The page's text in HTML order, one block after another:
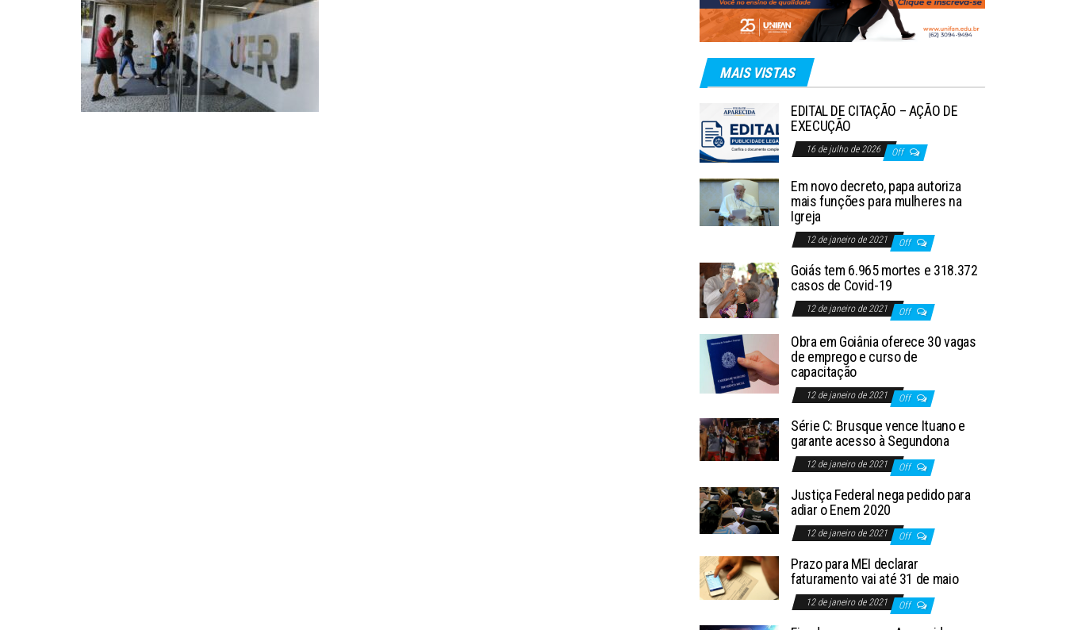
MAIS VISTAS
EDITAL DE CITAÇÃO – AÇÃO DE
EXECUÇÃO
16 de julho de 2026 Off
Em novo decreto, papa autoriza
mais funções para mulheres na
Igreja
12 de janeiro de 2021 Off
Goiás tem 6.965 mortes e 318.372
casos de Covid-19
12 de janeiro de 2021 Off
Obra em Goiânia oferece 30 vagas
de emprego e curso de
capacitação
12 de janeiro de 2021 Off
Série C: Brusque vence Ituano e
garante acesso à Segundona
12 de janeiro de 2021 Off
Justiça Federal nega pedido para
adiar o Enem 2020
12 de janeiro de 2021 Off
Prazo para MEI declarar
faturamento vai até 31 de maio
12 de janeiro de 2021 Off